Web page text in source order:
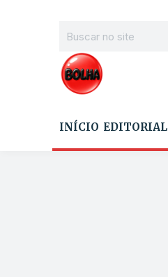
INÍCIO EDITORIAL